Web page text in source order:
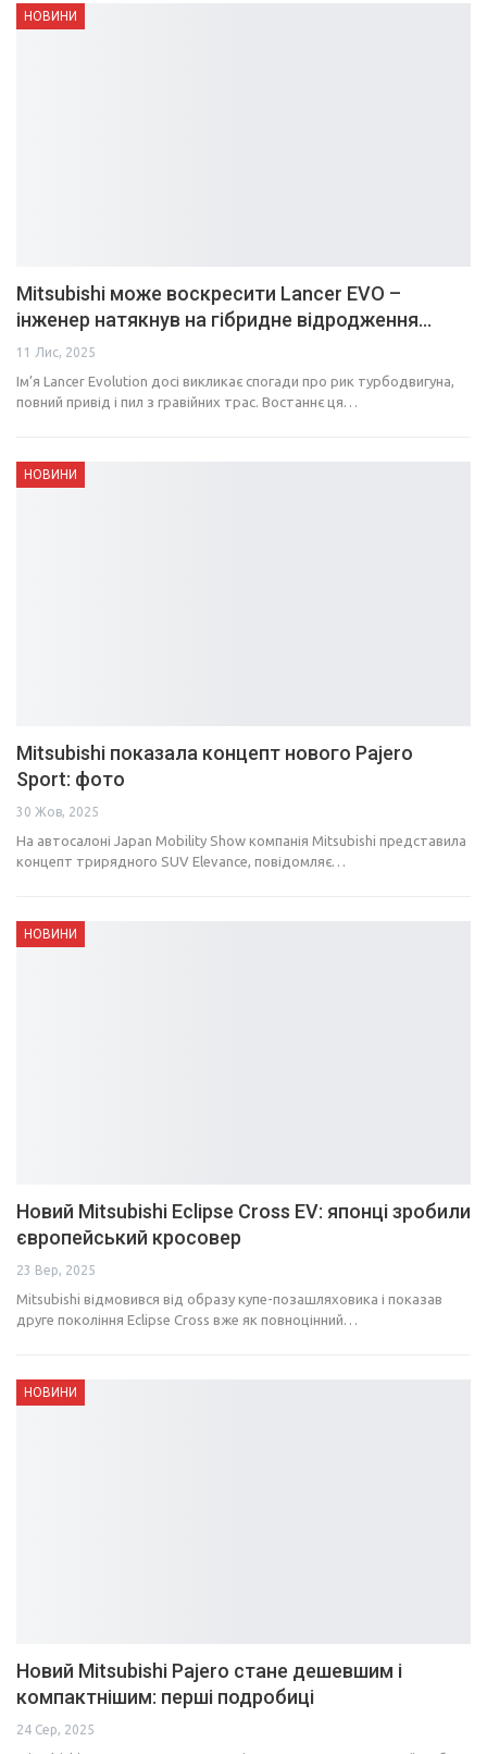
НОВИНИ
Mitsubishi може воскресити Lancer EVO –
інженер натякнув на гібридне відродження…
11 Лис, 2025
Ім’я Lancer Evolution досі викликає спогади про рик турбодвигуна,
повний привід і пил з гравійних трас. Востаннє ця…
НОВИНИ
Mitsubishi показала концепт нового Pajero
Sport: фото
30 Жов, 2025
На автосалоні Japan Mobility Show компанія Mitsubishi представила
концепт трирядного SUV Elevance, повідомляє…
НОВИНИ
Новий Mitsubishi Eclipse Cross EV: японці зробили
європейський кросовер
23 Вер, 2025
Mitsubishi відмовився від образу купе-позашляховика і показав
друге покоління Eclipse Cross вже як повноцінний…
НОВИНИ
Новий Mitsubishi Pajero стане дешевшим і
компактнішим: перші подробиці
24 Сер, 2025